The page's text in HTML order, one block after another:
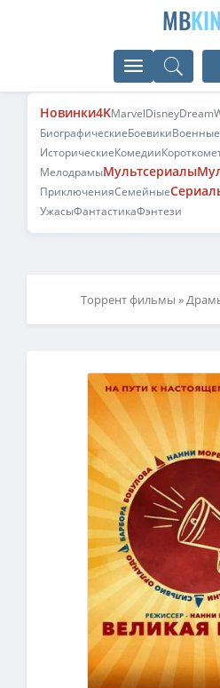
MB
Новинки4KMarvelDisney
БиографическиеБоевикиВоенные
ИсторическиеКомедии
МелодрамыМультсериалы
ПриключенияСемейные
УжасыФантастикаФэнтези
Торрент фильмы »